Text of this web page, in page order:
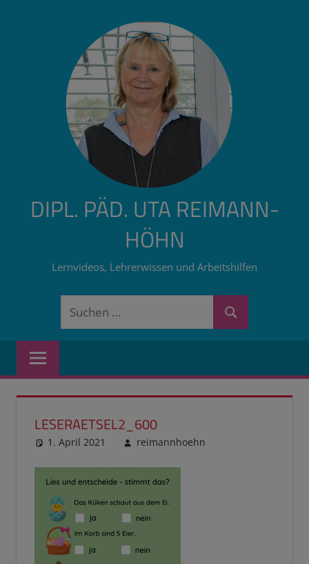
DIPL. PÄD. UTA REIMANN-
HÖHN
Lernvideos, Lehrerwissen und Arbeitshilfen
Suchen
Suchen
LESERAETSEL2_600
1. April 2021 reimannhoehn